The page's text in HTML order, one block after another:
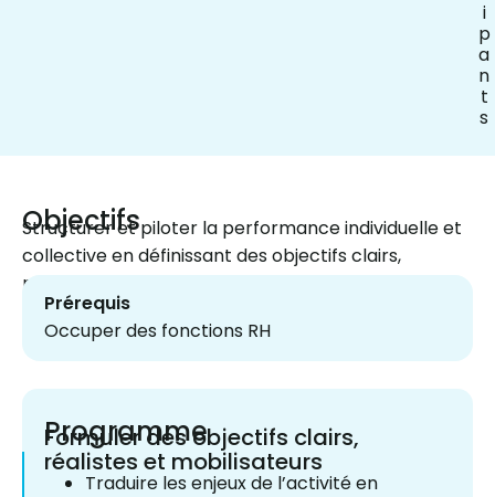
i
p
a
n
t
s
Objectifs
Structurer et piloter la performance individuelle et
collective en définissant des objectifs clairs,
mobilisateurs et suivis dans la durée
Prérequis
Occuper des fonctions RH
Programme
Formuler des objectifs clairs,
réalistes et mobilisateurs
Traduire les enjeux de l’activité en